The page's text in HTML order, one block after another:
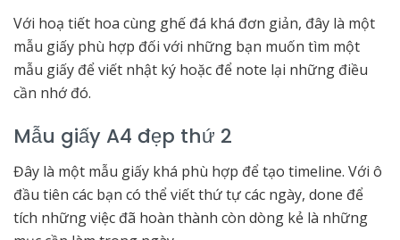
Với hoạ tiết hoa cùng ghế đá khá đơn giản, đây là một
mẫu giấy phù hợp đối với những bạn muốn tìm một
mẫu giấy để viết nhật ký hoặc để note lại những điều
cần nhớ đó.
Mẫu giấy A4 đẹp thứ 2
Đây là một mẫu giấy khá phù hợp để tạo timeline. Với ô
đầu tiên các bạn có thể viết thứ tự các ngày, done để
tích những việc đã hoàn thành còn dòng kẻ là những